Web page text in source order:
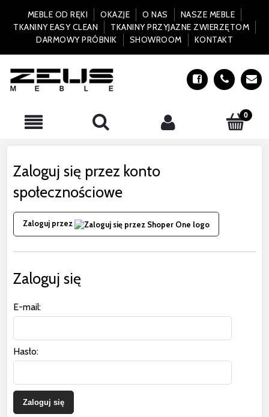
MEBLE OD RĘKI OKAZJE O NAS
NASZE MEBLE
TKANINY EASY CLEAN
TKANINY PRZYJAZNE ZWIERZĘTOM
DARMOWY PRÓBNIK
SHOWROOM KONTAKT
Zaloguj się przez konto
społecznościowe
Zaloguj przez
Zaloguj się
E-mail:
Hasło:
Zaloguj się